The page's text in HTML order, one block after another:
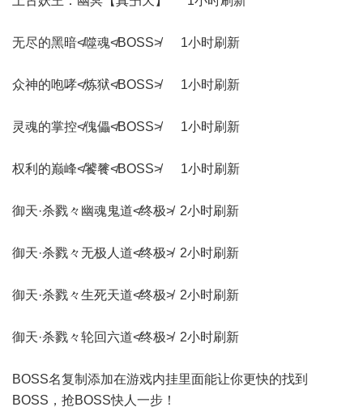
无尽的黑暗≮噬魂≮BOSS≯ 1小时刷新
众神的咆哮≮炼狱≮BOSS≯ 1小时刷新
灵魂的掌控≮傀儡≮BOSS≯ 1小时刷新
权利的巅峰≮饕餮≮BOSS≯ 1小时刷新
御天·杀戮々幽魂鬼道≮终极≯ 2小时刷新
御天·杀戮々无极人道≮终极≯ 2小时刷新
御天·杀戮々生死天道≮终极≯ 2小时刷新
御天·杀戮々轮回六道≮终极≯ 2小时刷新
BOSS名复制添加在游戏内挂里面能让你更快的找到
BOSS，抢BOSS快人一步！